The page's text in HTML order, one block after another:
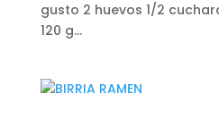
gusto 2 huevos 1/2
120 g...